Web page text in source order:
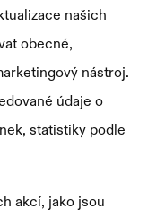
našich
obecné,
nástroj.
údaje o
statistiky podle
akcí, jako jsou